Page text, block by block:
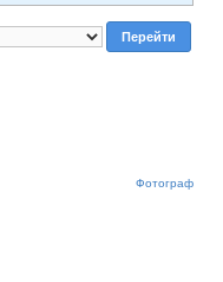
Фотограф